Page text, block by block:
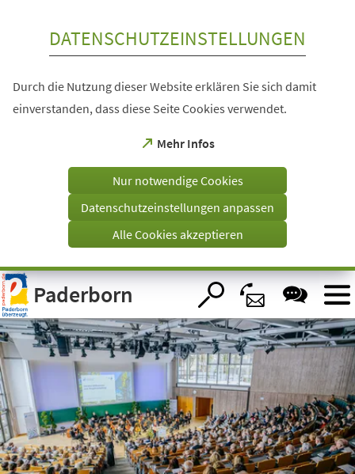
Visuelle
Assistenzsoftware
öffnen.
DATENSCHUTZEINSTELLUNGEN
Durch die Nutzung dieser Website erklären Sie sich damit
einverstanden, dass diese Seite Cookies verwendet.
Mehr Infos
(Öffnet
einem
Tab)
Nur notwendige Cookies
Datenschutzeinstellungen anpassen
Alle Cookies akzeptieren
Paderborn